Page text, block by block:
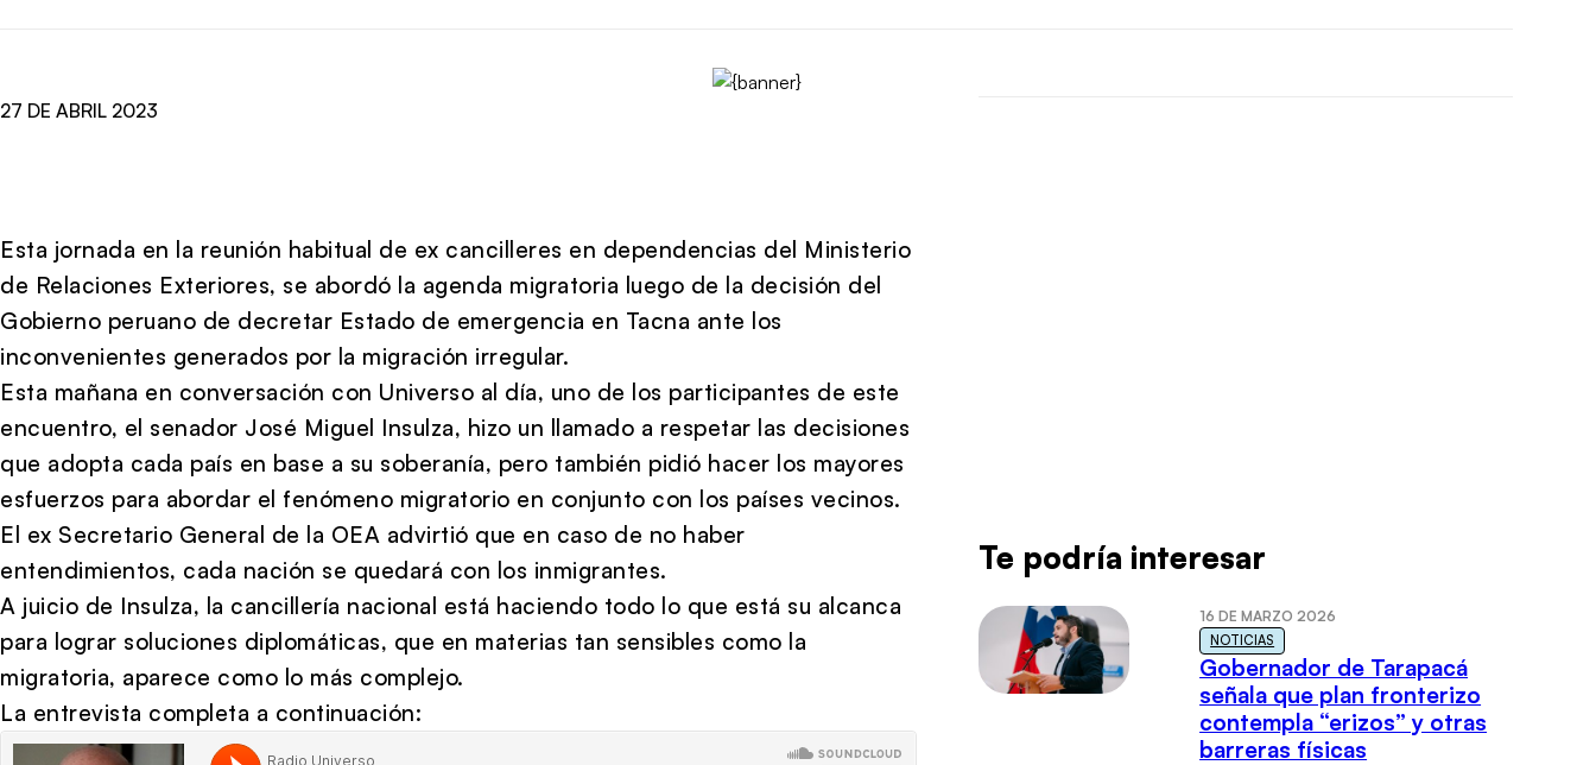
27 DE ABRIL 2023
Esta jornada en la reunión habitual de ex cancilleres en dependencias del Ministerio
de Relaciones Exteriores, se abordó la agenda migratoria luego de la decisión del
Gobierno peruano de decretar Estado de emergencia en Tacna ante los
inconvenientes generados por la migración irregular.
Esta mañana en conversación con Universo al día, uno de los participantes de este
encuentro, el senador José Miguel Insulza, hizo un llamado a respetar las decisiones
que adopta cada país en base a su soberanía, pero también pidió hacer los mayores
esfuerzos para abordar el fenómeno migratorio en conjunto con los países vecinos.
El ex Secretario General de la OEA advirtió que en caso de no haber
entendimientos, cada nación se quedará con los inmigrantes.
A juicio de Insulza, la cancillería nacional está haciendo todo lo que está su alcanca
para lograr soluciones diplomáticas, que en materias tan sensibles como la
migratoria, aparece como lo más complejo.
La entrevista completa a continuación:
Te podría interesar
16 DE MARZO 2026
NOTICIAS
Gobernador de Tarapacá
señala que plan fronterizo
contempla “erizos” y otras
barreras físicas